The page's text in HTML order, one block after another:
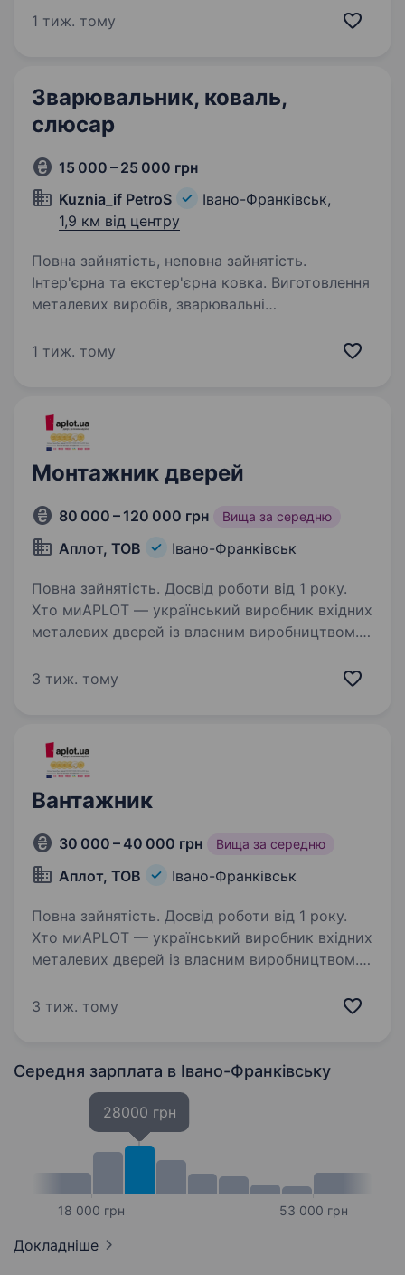
команди шукаємо менеджера з підбору
найкращих…
1 тиж. тому
Зварювальник, коваль,
слюсар
15 000 – 25 000 грн
Kuznia_if PetroS
Івано-Франківськ,
1,9 км від центру
Повна зайнятість, неповна зайнятість.
Інтер'єрна та екстер'єрна ковка. Виготовлення
металевих виробів, зварювальні
13−20 (Графік вільний). 30% від замовлення 15
1 тиж. тому
Монтажник дверей
80 000 – 120 000 грн Вища за середню
Аплот, ТОВ Івано-Франківськ
Повна зайнятість. Досвід роботи від 1 року.
Хто миAPLOT — український виробник вхідних
металевих дверей із власним виробництвом.
та співпрацюємо з дилерською мережею
3 тиж. тому
Вантажник
30 000 – 40 000 грн Вища за середню
Аплот, ТОВ Івано-Франківськ
Повна зайнятість. Досвід роботи від 1 року.
Хто миAPLOT — український виробник вхідних
металевих дверей із власним виробництвом.
роботи в м. Івано-Франківськ. Основні
3 тиж. тому
Середня зарплата в Івано-Франківську
18 000 грн
28000 грн
53 000 грн
Докладніше